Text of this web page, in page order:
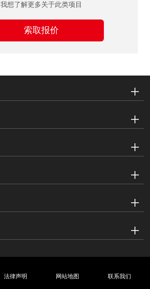
我想了解更多关于此类项目
索取报价
法律声明 网站地图 联系我们